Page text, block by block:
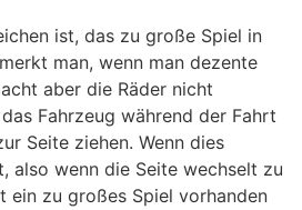
ist, das zu große Spiel in
man, wenn man dezente
aber die Räder nicht
Fahrzeug während der Fahrt
Seite ziehen. Wenn dies
also wenn die Seite wechselt zu
ein zu großes Spiel vorhanden